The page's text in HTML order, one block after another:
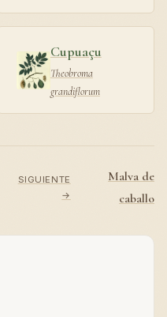
Cupuaçu
Theobroma
grandiflorum
SIGUIENTE
→
Malva de
caballo